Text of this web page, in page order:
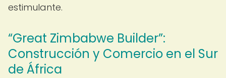
estimulante.
“Great Zimbabwe Builder”:
Construcción y Comercio en el Sur
de África